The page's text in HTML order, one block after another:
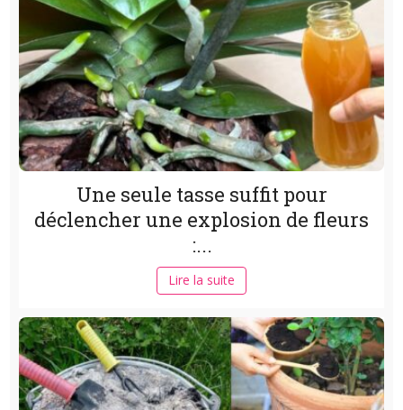
Une seule tasse suffit pour
déclencher une explosion de fleurs
:...
Lire la suite